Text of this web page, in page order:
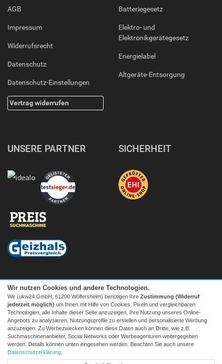
AGB
Impressum
Widerrufsrecht
Datenschutz
Datenschutz-Einstellungen
Vertrag widerrufen
Batteriegesetz
Elektro- und
Elektronikgerätegesetz
Energielabel
Altgeräte-Entsorgung
UNSERE PARTNER SICHERHEIT
Facebook| twitter
Wir nutzen Cookies und andere Technologien.
Wir (ukw24 GmbH, 61200 Wölfersheim) benötigen Ihre Zustimmung (Widerruf
jederzeit möglich) um Ihnen mit Hilfe von Cookies, Pixeln und vergleichbaren
Technologien, alle Inhalte dieser Seite anzuzeigen, Ihre Nutzung unseres Online-
Angebots zu analysieren, Nutzungsprofile zu erstellen und personalisierte Werbung
anzuzeigen. Zu Werbezwecken können diese Daten auch an Dritte, wie z.B.
Suchmaschinenanbieter, Social Networks oder Werbeagenturen weitergegeben
werden. Details können unten eingesehen werden. Beachten Sie auch unsere
Datenschutzerklärung